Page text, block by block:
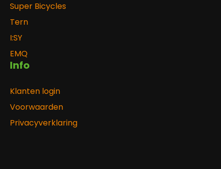
Super Bicycles
Tern
I:SY
EMQ
Info
Klanten login
Voorwaarden
Privacyverklaring